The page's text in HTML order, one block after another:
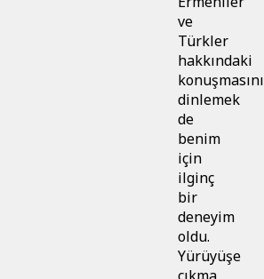
ve
Türkler
hakkındaki
konuşmasını
dinlemek
de
benim
için
ilginç
bir
deneyim
oldu.
Yürüyüşe